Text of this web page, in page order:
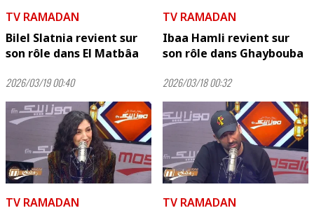
TV RAMADAN
Bilel Slatnia revient sur
son rôle dans El Matbâa
2026/03/19 00:40
TV RAMADAN
Ibaa Hamli revient sur
son rôle dans Ghaybouba
2026/03/18 00:32
TV RAMADAN
TV RAMADAN